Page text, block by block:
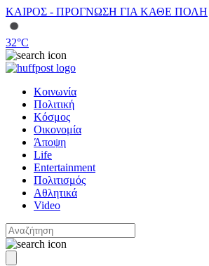
ΚΑΙΡΟΣ - ΠΡΟΓΝΩΣΗ ΓΙΑ ΚΑΘΕ ΠΟΛΗ
32°C
Κοινωνία
Πολιτική
Κόσμος
Οικονομία
Άποψη
Life
Entertainment
Πολιτισμός
Αθλητικά
Video